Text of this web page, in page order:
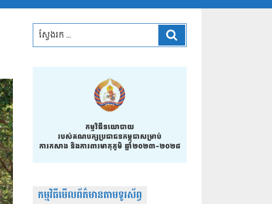
កម្មវិធីមើលព័ត៌មានតាមទូរស័ព្វ